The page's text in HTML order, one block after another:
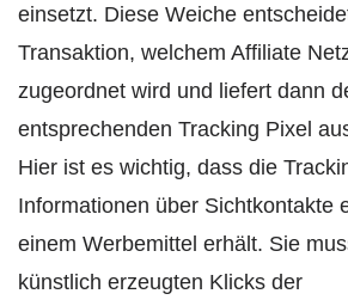
einsetzt. Diese Weiche
Transaktion, welchem Affiliate
zugeordnet wird und liefert dann
entsprechenden Tracking Pixel
Hier ist es wichtig, dass die
Informationen über Sichtkontakte
einem Werbemittel erhält. Sie
künstlich erzeugten Klicks der